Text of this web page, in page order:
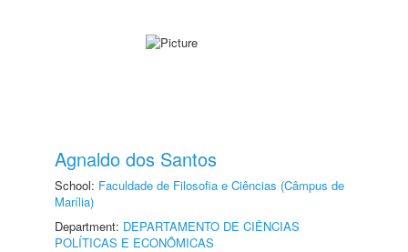
Agnaldo dos Santos
School: Faculdade de Filosofia e Ciências (Câmpus de
Marília)
Department: DEPARTAMENTO DE CIÊNCIAS
POLÍTICAS E ECONÔMICAS